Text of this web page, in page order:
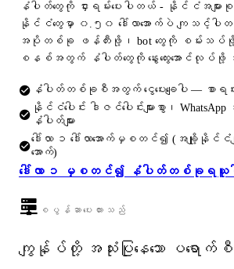
နံပါတ်တွေကို ငှားရမ်းပေးပါတယ် - နိုင်ငံအများစု
နိုင်ငံတွေမှာ ၀.၅၀ ဒေါ်လာအောက်ပဲ ကျသင့်ပါတ
အပိုတစ်ခု ဖန်တီးဖို့၊ bot တွေကို စမ်းသပ်ဖို့
စနစ်အတွက် နံပါတ်တွေကို နွေးထွေးအောင်လုပ်ဖို့
နံပါတ်တစ်ခုစီအတွက် ငွေပေးချေပါ — စာ
နိုင်ငံပေါင်း ဒါဇင်ပေါင်းများစွာ၊
နံပါတ်များ
ဒေါ်လာ ၁ ဒေါ်လာအောက်မှစတင်၍ (အချို့နိုင်ငံမျ
အောက်)
ဒေါ်လာ ၁ မှစတင်၍ နံပါတ်တစ်ခုရယူပ
စပွန်ဆာပေးထားသည်
ကျွန်ုပ်တို့ အသုံးပြုနေသော ပရေ